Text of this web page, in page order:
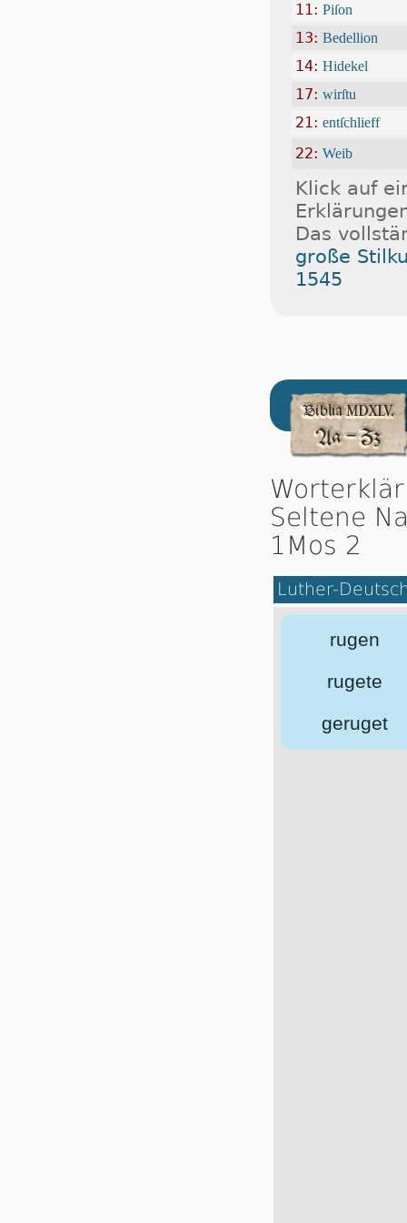
11: Piſon
13: Bedellion
14: Hidekel
17: wirſtu
21: entſchlieff
22: Weib
Klick auf
Das
große
1545
Seltene
1Mos 2
Luther-
rugen
rugete
geruget